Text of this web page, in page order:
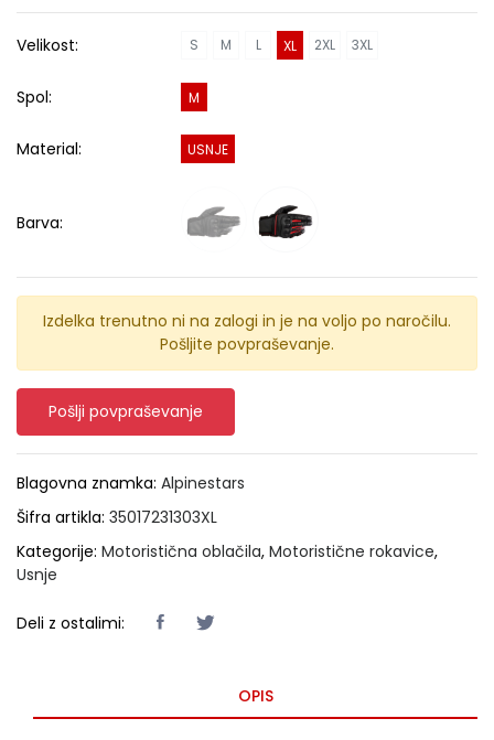
Velikost: S M L XL 2XL 3XL
Spol: M
Material: USNJE
Barva:
Izdelka trenutno ni na zalogi in je na voljo po naročilu.
Pošljite povpraševanje.
Pošlji povpraševanje
Blagovna znamka: Alpinestars
Šifra artikla: 35017231303XL
Kategorije: Motoristična oblačila, Motoristične rokavice,
Usnje
Deli z ostalimi:
OPIS